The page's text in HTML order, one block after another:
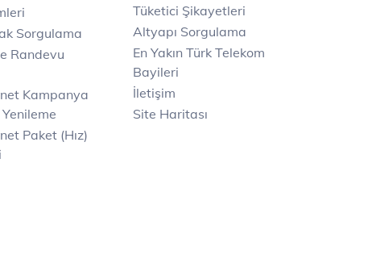
Sorgulama
Randevu
Kampanya
Paket (Hız)
Tüketici Şikayetleri
Altyapı Sorgulama
En Yakın Türk Telekom
Bayileri
İletişim
Site Haritası